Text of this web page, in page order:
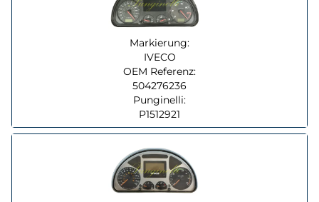
Markierung:
IVECO
OEM Referenz:
504276236
Punginelli:
P1512921